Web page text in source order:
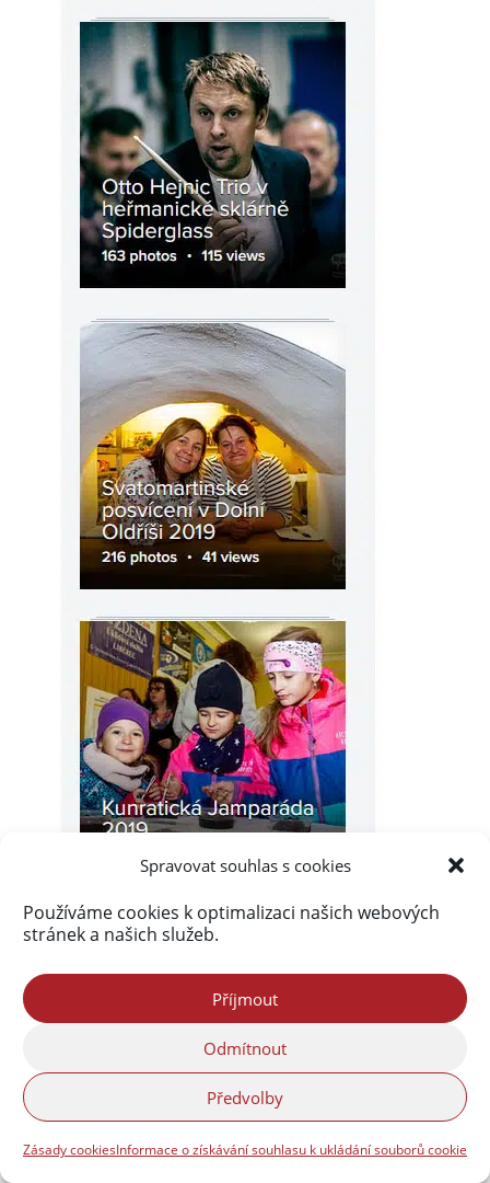
Spravovat souhlas s cookies
Používáme cookies k optimalizaci našich webových
stránek a našich služeb.
Příjmout
Odmítnout
Předvolby
Zásady cookiesInformace o získávání souhlasu k ukládání souborů cookie